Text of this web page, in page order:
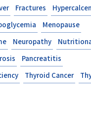
Fractures
Menopause
Neuropathy
Pancreatitis
Thyroid Cancer